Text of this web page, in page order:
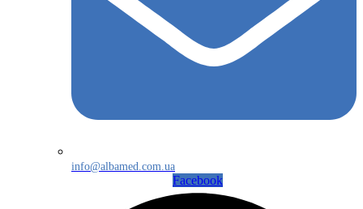
info@albamed.com.ua
Facebook